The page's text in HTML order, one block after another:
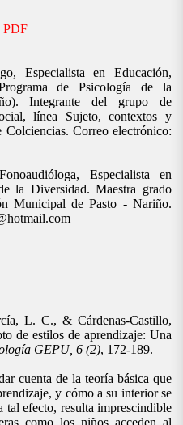
PDF
Especialista en Educación,
de Psicología de la
Integrante del grupo de
línea Sujeto, contextos y
Colciencias. Correo electrónico:
Fonoaudióloga, Especialista en
la Diversidad. Maestra grado
Municipal de Pasto - Nariño.
L. C., & Cárdenas-Castillo,
de estilos de aprendizaje: Una
GEPU, 6 (2), 172-189.
cuenta de la teoría básica que
y cómo a su interior se
tal efecto, resulta imprescindible
como los niños acceden al